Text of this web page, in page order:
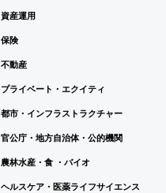
資産運用
保険
不動産
プライベート・エクイティ
都市・インフラストラクチャー
官公庁・地方自治体・公的機関
農林水産・食 ・バイオ
ヘルスケア・医薬ライフサイエンス